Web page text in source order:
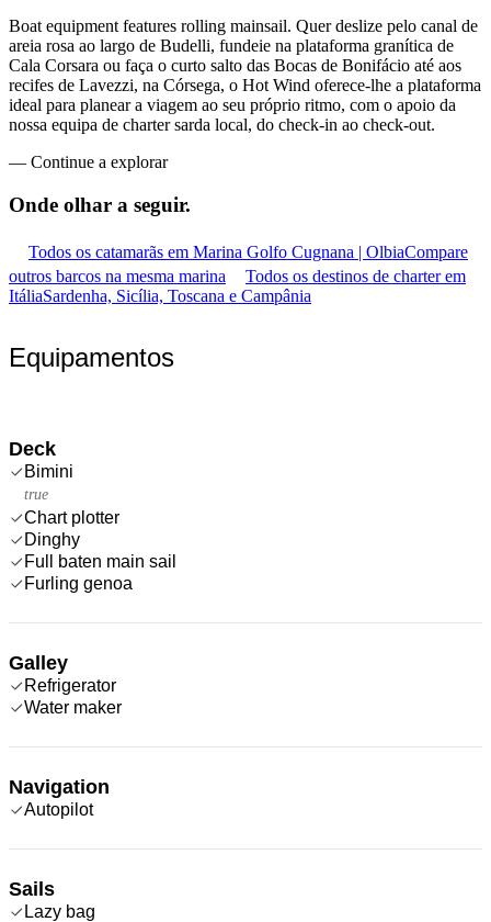
Boat equipment features rolling mainsail. Quer deslize pelo canal de
areia rosa ao largo de Budelli, fundeie na plataforma granítica de
Cala Corsara ou faça o curto salto das Bocas de Bonifácio até aos
recifes de Lavezzi, na Córsega, o Hot Wind oferece-lhe a plataforma
ideal para planear a viagem ao seu próprio ritmo, com o apoio da
nossa equipa de charter sarda local, do check-in ao check-out.
— Continue a explorar
Onde olhar a seguir.
Todos os catamarãs em Marina Golfo Cugnana | OlbiaCompare
outros barcos na mesma marina
Todos os destinos de charter em
ItáliaSardenha, Sicília, Toscana e Campânia
Equipamentos
Deck
Bimini
true
Chart plotter
Dinghy
Full baten main sail
Furling genoa
Galley
Refrigerator
Water maker
Navigation
Autopilot
Sails
Lazy bag